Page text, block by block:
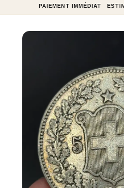
PAIEMENT IMMÉDIAT